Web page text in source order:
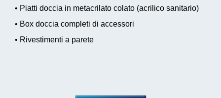
• Piatti doccia in metacrilato colato (acrilico sanitario)
• Box doccia completi di accessori
• Rivestimenti a parete